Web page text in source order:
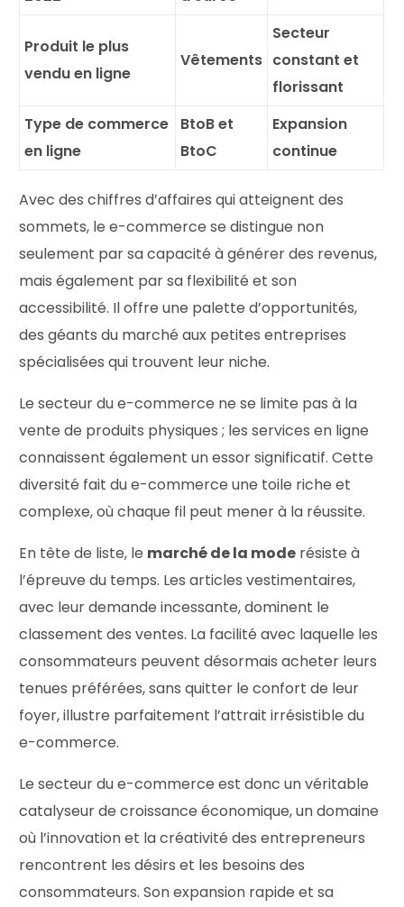
Produit le plus
vendu en ligne
Vêtements
Secteur
constant et
florissant
Type de commerce
en ligne
BtoB et
BtoC
Expansion
continue
Avec des chiffres d’affaires qui atteignent des
sommets, le e-commerce se distingue non
seulement par sa capacité à générer des revenus,
mais également par sa flexibilité et son
accessibilité. Il offre une palette d’opportunités,
des géants du marché aux petites entreprises
spécialisées qui trouvent leur niche.
Le secteur du e-commerce ne se limite pas à la
vente de produits physiques ; les services en ligne
connaissent également un essor significatif. Cette
diversité fait du e-commerce une toile riche et
complexe, où chaque fil peut mener à la réussite.
En tête de liste, le marché de la mode résiste à
l’épreuve du temps. Les articles vestimentaires,
avec leur demande incessante, dominent le
classement des ventes. La facilité avec laquelle les
consommateurs peuvent désormais acheter leurs
tenues préférées, sans quitter le confort de leur
foyer, illustre parfaitement l’attrait irrésistible du
e-commerce.
Le secteur du e-commerce est donc un véritable
catalyseur de croissance économique, un domaine
où l’innovation et la créativité des entrepreneurs
rencontrent les désirs et les besoins des
consommateurs. Son expansion rapide et sa